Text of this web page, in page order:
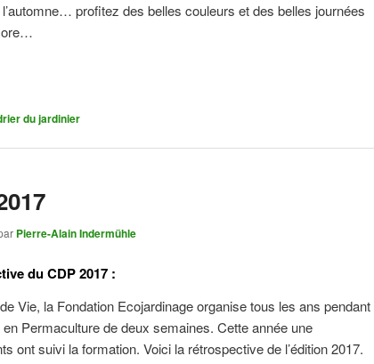
l’automne… profitez des belles couleurs et des belles journées
du jardinier
Pierre-Alain Indermühle
du CDP 2017 :
Vie, la Fondation Ecojardinage organise tous les ans pendant
en Permaculture de deux semaines. Cette année une
ont suivi la formation. Voici la rétrospective de l’édition 2017.